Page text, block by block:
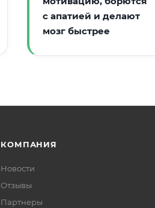
с апатией и делают
мозг быстрее
КОМПАНИЯ
Новости
Отзывы
Партнеры